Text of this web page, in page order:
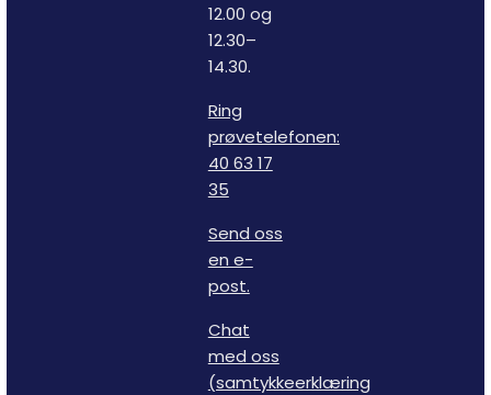
12.00 og
12.30–
14.30.
Ring
prøvetelefonen:
40 63 17
35
Send oss
en e-
post.
Chat
med oss
(samtykkeerklæring